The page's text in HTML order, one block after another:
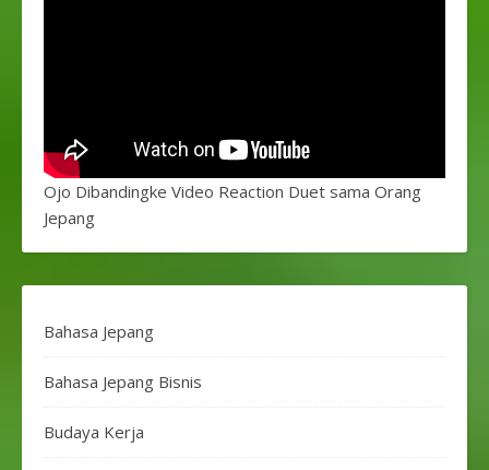
Ojo Dibandingke Video Reaction Duet sama Orang
Jepang
Bahasa Jepang
Bahasa Jepang Bisnis
Budaya Kerja